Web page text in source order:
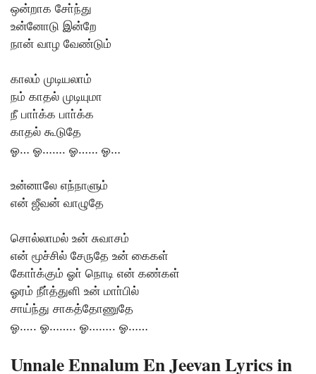
ஒன்றாக சோ்ந்து
உன்னோடு இன்றே
நான் வாழ வேண்டும்
காலம் முடியலாம்
நம் காதல் முடியுமா
நீ பாா்க்க பாா்க்க
காதல் கூடுதே
ஓ… ஓ……. ஓ…… ஓ…
உன்னாலே எந்நாளும்
என் ஜீவன் வாழுதே
சொல்லாமல் உன் சுவாசம்
என் மூச்சில் சேருதே உன் கைகள்
கோா்க்கும் ஓா் நொடி என் கண்கள்
ஓரம் நீா்த்துளி உன் மாா்பில்
சாய்ந்து சாகத்தோணுதே
ஓ….. ஓ…….. ஓ…….. ஓ……
Unnale Ennalum En Jeevan Lyrics in